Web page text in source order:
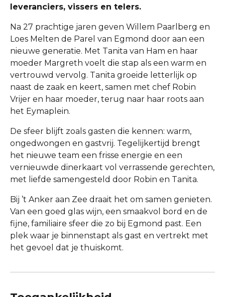
leveranciers, vissers en telers.
Na 27 prachtige jaren geven Willem Paarlberg en
Loes Melten de Parel van Egmond door aan een
nieuwe generatie. Met Tanita van Ham en haar
moeder Margreth voelt die stap als een warm en
vertrouwd vervolg. Tanita groeide letterlijk op
naast de zaak en keert, samen met chef Robin
Vrijer en haar moeder, terug naar haar roots aan
het Eymaplein.
De sfeer blijft zoals gasten die kennen: warm,
ongedwongen en gastvrij. Tegelijkertijd brengt
het nieuwe team een frisse energie en een
vernieuwde dinerkaart vol verrassende gerechten,
met liefde samengesteld door Robin en Tanita.
Bij ’t Anker aan Zee draait het om samen genieten.
Van een goed glas wijn, een smaakvol bord en de
fijne, familiaire sfeer die zo bij Egmond past. Een
plek waar je binnenstapt als gast en vertrekt met
het gevoel dat je thuiskomt.